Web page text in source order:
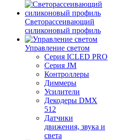
Светорассеивающий
силиконовый профиль
Управление светом
Серия ICLED PRO
Серия JM
Контроллеры
Диммеры
Усилители
Декодеры DMX
512
Датчики
движения, звука и
света